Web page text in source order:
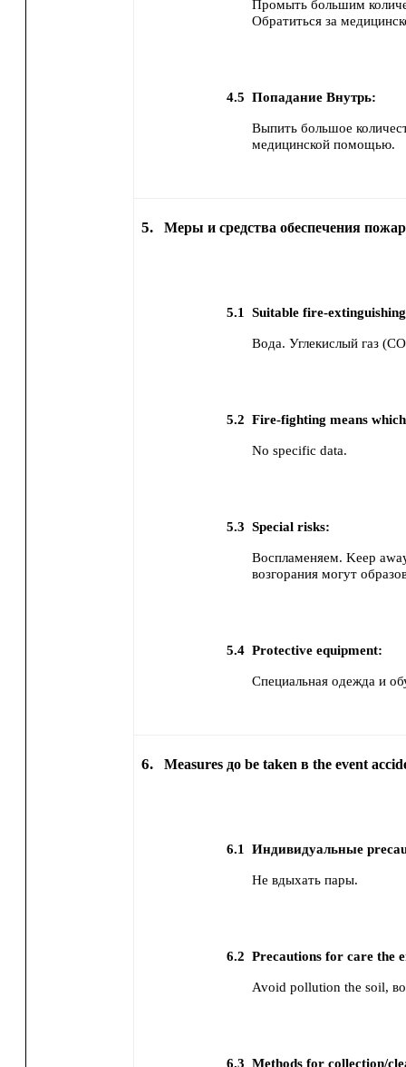
Промыть большим
Обратиться за
4.5 Попадание Внутрь:
Выпить большое
медицинской помощью.
5. Меры и средства обеспечения
5.1 Suitable fire-
Вода. Углекислый газ
5.2 Fire-fighting means
No specific data.
5.3 Special risks:
Воспламеняем. Keep
возгорания могут
5.4 Protective equipment:
Специальная одежда и
6. Measures до be taken в the event
6.1 Индивидуальные
Не вдыхать пары.
6.2 Precautions for care the
Avoid pollution the soil,
6.3 Methods for collection/